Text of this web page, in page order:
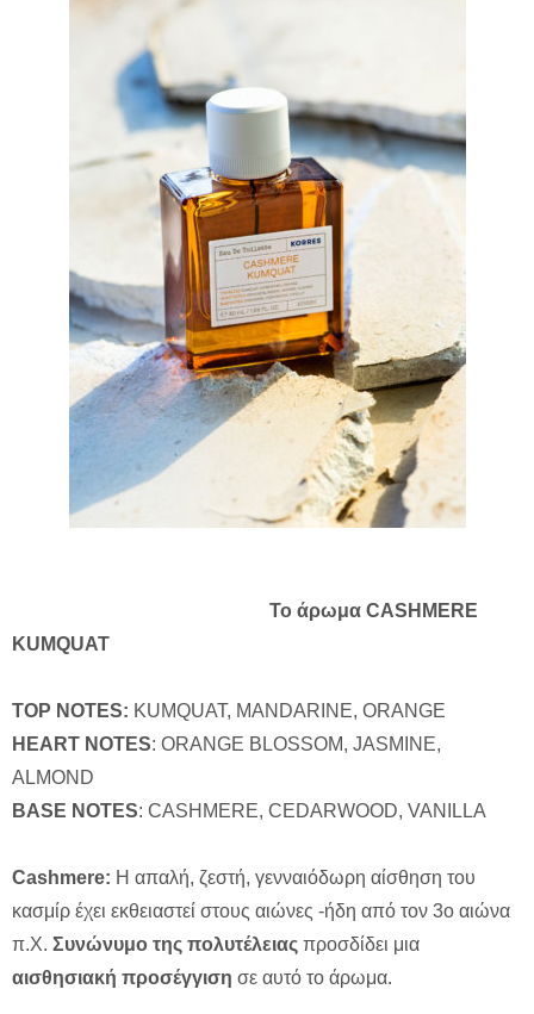
Το άρωμα CASHMERE
KUMQUAT
TOP NOTES: KUMQUAT, MANDARINE, ORANGE
HEART NOTES: ORANGE BLOSSOM, JASMINE,
ALMOND
BASE NOTES: CASHMERE, CEDARWOOD, VANILLA
Cashmere: Η απαλή, ζεστή, γενναιόδωρη αίσθηση του
κασμίρ έχει εκθειαστεί στους αιώνες -ήδη από τον 3ο αιώνα
π.Χ. Συνώνυμο της πολυτέλειας προσδίδει μια
αισθησιακή προσέγγιση σε αυτό το άρωμα.